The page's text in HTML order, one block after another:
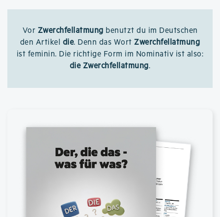
Vor Zwerchfellatmung benutzt du im Deutschen
den Artikel die. Denn das WortZwerchfellatmung
ist feminin. Die richtige Form im Nominativ ist also:
die Zwerchfellatmung.